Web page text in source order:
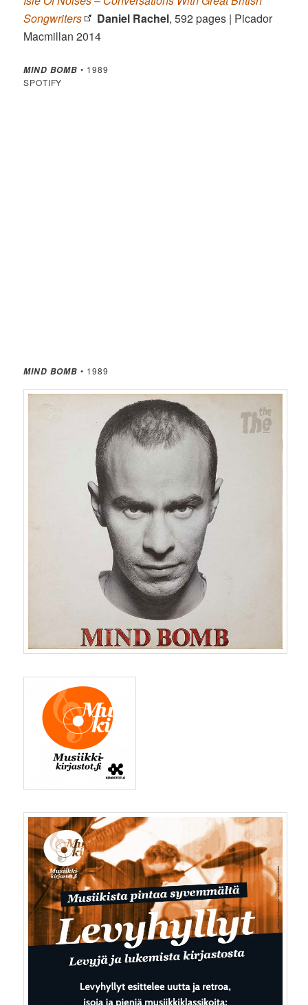
Songwriters
Daniel Rachel, 592 pages | Picador
Macmillan 2014
MIND BOMB • 1989
SPOTIFY
MIND BOMB • 1989